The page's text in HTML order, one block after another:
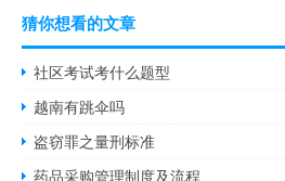
猜你想看的文章
社区考试考什么题型
越南有跳伞吗
盗窃罪之量刑标准
药品采购管理制度及流程